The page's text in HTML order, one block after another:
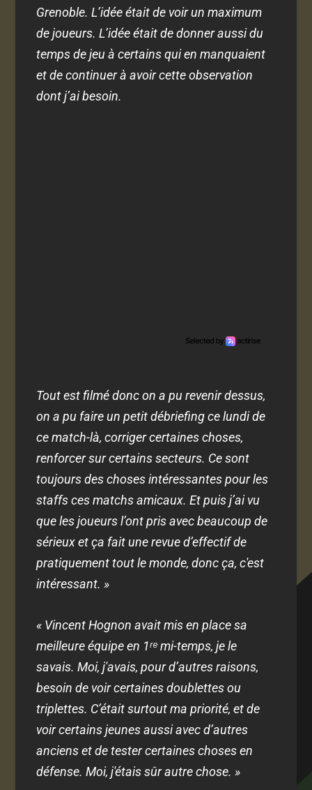
Grenoble. L’idée était de voir un maximum
de joueurs. L’idée était de donner aussi du
temps de jeu à certains qui en manquaient
et de continuer à avoir cette observation
dont j’ai besoin.
Tout est filmé donc on a pu revenir dessus,
on a pu faire un petit débriefing ce lundi de
ce match-là, corriger certaines choses,
renforcer sur certains secteurs. Ce sont
toujours des choses intéressantes pour les
staffs ces matchs amicaux. Et puis j’ai vu
que les joueurs l’ont pris avec beaucoup de
sérieux et ça fait une revue d’effectif de
pratiquement tout le monde, donc ça, c'est
intéressant. »
« Vincent Hognon avait mis en place sa
meilleure équipe en 1ʳᵉ mi-temps, je le
savais. Moi, j'avais, pour d’autres raisons,
besoin de voir certaines doublettes ou
triplettes. C’était surtout ma priorité, et de
voir certains jeunes aussi avec d’autres
anciens et de tester certaines choses en
défense. Moi, j'étais sûr autre chose. »